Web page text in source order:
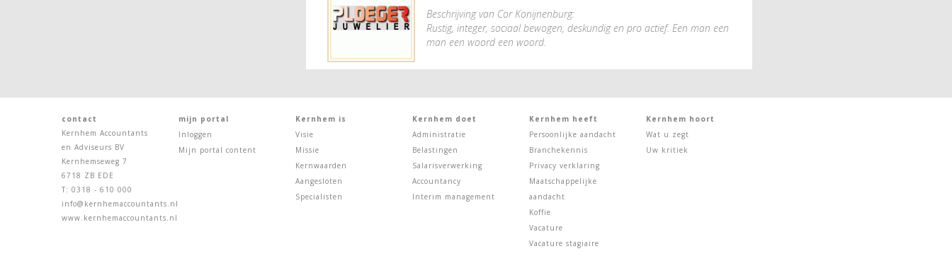
Beschrijving van Cor Konijnenburg:
Rustig, integer, sociaal bewogen, deskundig en pro actief. Een man een
man een woord een woord.
contact
Kernhem Accountants
en Adviseurs BV
Kernhemseweg 7
6718 ZB EDE
T: 0318 - 610 000
info@kernhemaccountants.nl
www.kernhemaccountants.nl
mijn portal
Inloggen
Mijn portal content
Kernhem is
Visie
Missie
Kernwaarden
Aangesloten
Specialisten
Kernhem doet
Administratie
Belastingen
Salarisverwerking
Accountancy
Interim management
Kernhem heeft
Persoonlijke aandacht
Branchekennis
Privacy verklaring
Maatschappelijke
aandacht
Koffie
Vacature
Vacature stagiaire
Kernhem hoort
Wat u zegt
Uw kritiek